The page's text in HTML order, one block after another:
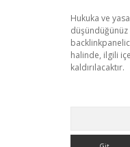
Hukuka ve
halinde, ilgili
kaldırılacaktır.